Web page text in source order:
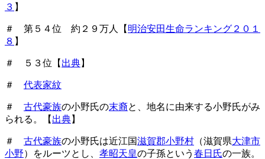
３ 】
＃ 第５４位 約２９万人【 明治安田生命ランキング２０１
８ 】
＃ ５３位【 出典】
＃ 代表家紋
＃ 古代豪族の小野氏の末裔と、地名に由来する小野氏がみ
られる。【 出典】
＃ 古代豪族の小野氏は近江国滋賀郡小野村 （滋賀県大津市
小野）をルーツとし、 孝昭天皇の子孫という 春日氏の一族。